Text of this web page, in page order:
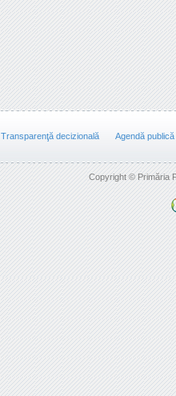
Transparenţă decizională Agendă publică
Copyright © Primăria